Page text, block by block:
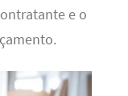
e o